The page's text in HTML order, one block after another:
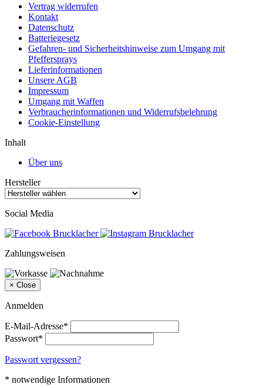
Vertrag widerrufen
Kontakt
Datenschutz
Batteriegesetz
Gefahren- und Sicherheitshinweise zum Umgang mit
Pfeffersprays
Lieferinformationen
Unsere AGB
Impressum
Umgang mit Waffen
Verbraucherinformationen und Widerrufsbelehrung
Cookie-Einstellung
Inhalt
Über uns
Hersteller
Social Media
Zahlungsweisen
× Close
Anmelden
E-Mail-Adresse*
Passwort*
Passwort vergessen?
* notwendige Informationen